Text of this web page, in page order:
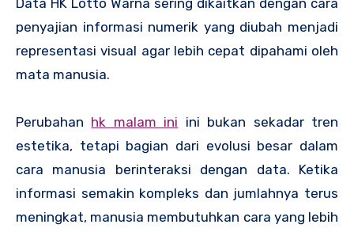
Data HK Lotto Warna sering dikaitkan dengan cara
penyajian informasi numerik yang diubah menjadi
representasi visual agar lebih cepat dipahami oleh
mata manusia.
Perubahan hk malam ini ini bukan sekadar tren
estetika, tetapi bagian dari evolusi besar dalam
cara manusia berinteraksi dengan data. Ketika
informasi semakin kompleks dan jumlahnya terus
meningkat, manusia membutuhkan cara yang lebih